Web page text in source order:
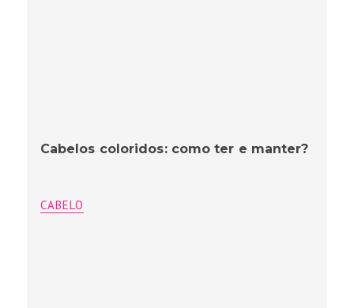
Cabelos coloridos: como ter e manter?
CABELO